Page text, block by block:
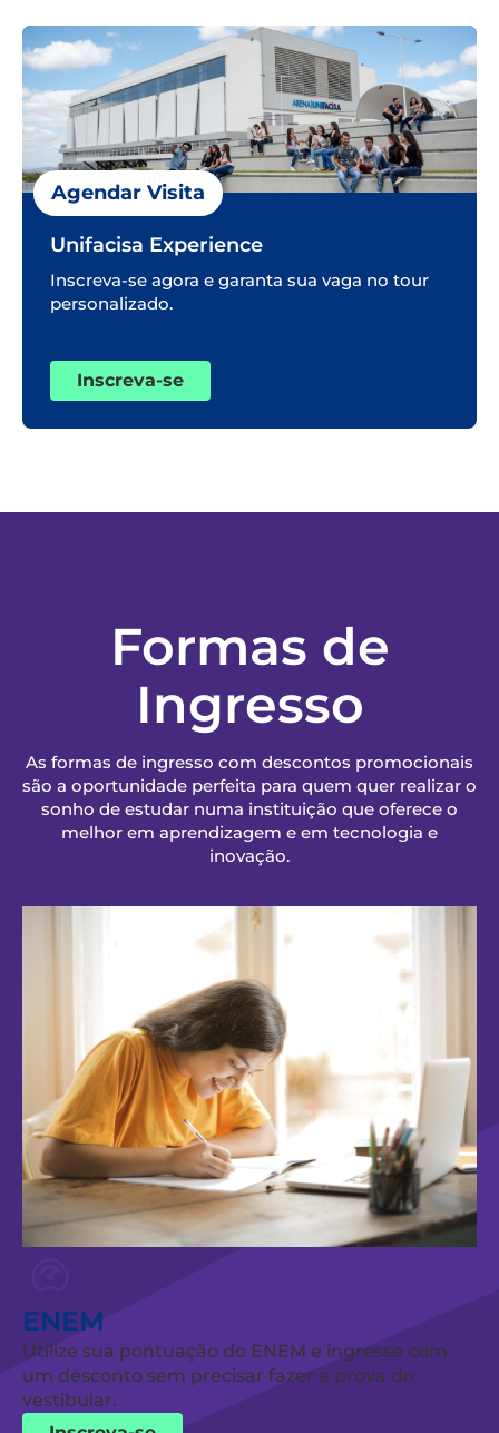
Agendar Visita
Unifacisa Experience
Inscreva-se agora e garanta sua vaga no tour
personalizado.
Inscreva-se
Formas de
Ingresso
As formas de ingresso com descontos promocionais
são a oportunidade perfeita para quem quer realizar o
sonho de estudar numa instituição que oferece o
melhor em aprendizagem e em tecnologia e
inovação.
ENEM
Utilize sua pontuação do ENEM e ingresse com
um desconto sem precisar fazer a prova do
vestibular.